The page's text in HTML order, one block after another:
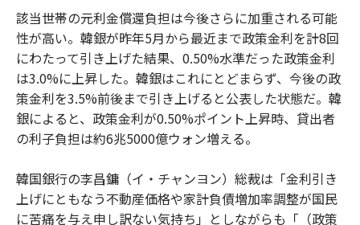
該当世帯の元利金償還負担は今後さらに加重される可能
性が高い。韓銀が昨年5月から最近まで政策金利を計8回
にわたって引き上げた結果、0.50%水準だった政策金利
は3.0%に上昇した。韓銀はこれにとどまらず、今後の政
策金利を3.5%前後まで引き上げると公表した状態だ。韓
銀によると、政策金利が0.50%ポイント上昇時、貸出者
の利子負担は約6兆5000億ウォン増える。
韓国銀行の李昌鏞（イ・チャンヨン）総裁は「金利引き
上げにともなう不動産価格や家計負債増加率調整が国民
に苦痛を与え申し訳ない気持ち」としながらも「（政策